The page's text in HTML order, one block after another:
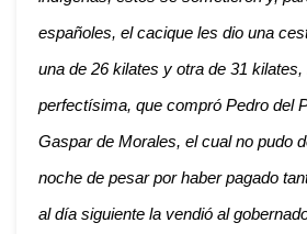
españoles, el cacique les dio una
una de 26 kilates y otra de 31
perfectísima, que compró Pedro del
Gaspar de Morales, el cual no pudo
noche de pesar por haber pagado
al día siguiente la vendió al